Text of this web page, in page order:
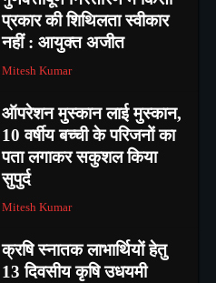
प्रकार की शिथिलता स्वीकार
नहीं : आयुक्त अजीत
Mitesh Kumar
ऑपरेशन मुस्कान लाई मुस्कान,
10 वर्षीय बच्ची के परिजनों का
पता लगाकर सकुशल किया
सुपुर्द
Mitesh Kumar
क्रषि स्नातक लाभार्थियों हेतु
13 दिवसीय कृषि उधयमी